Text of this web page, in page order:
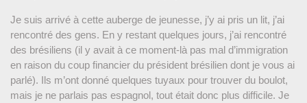
Je suis arrivé à cette auberge de jeunesse, j’y ai pris un lit, j’ai
rencontré des gens. En y restant quelques jours, j’ai rencontré
des brésiliens (il y avait à ce moment-là pas mal d’immigration
en raison du coup financier du président brésilien dont je vous ai
parlé). Ils m’ont donné quelques tuyaux pour trouver du boulot,
mais je ne parlais pas espagnol, tout était donc plus difficile. Je